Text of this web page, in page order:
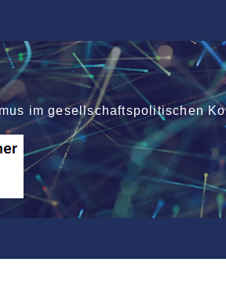
im gesellschaftspolitischen